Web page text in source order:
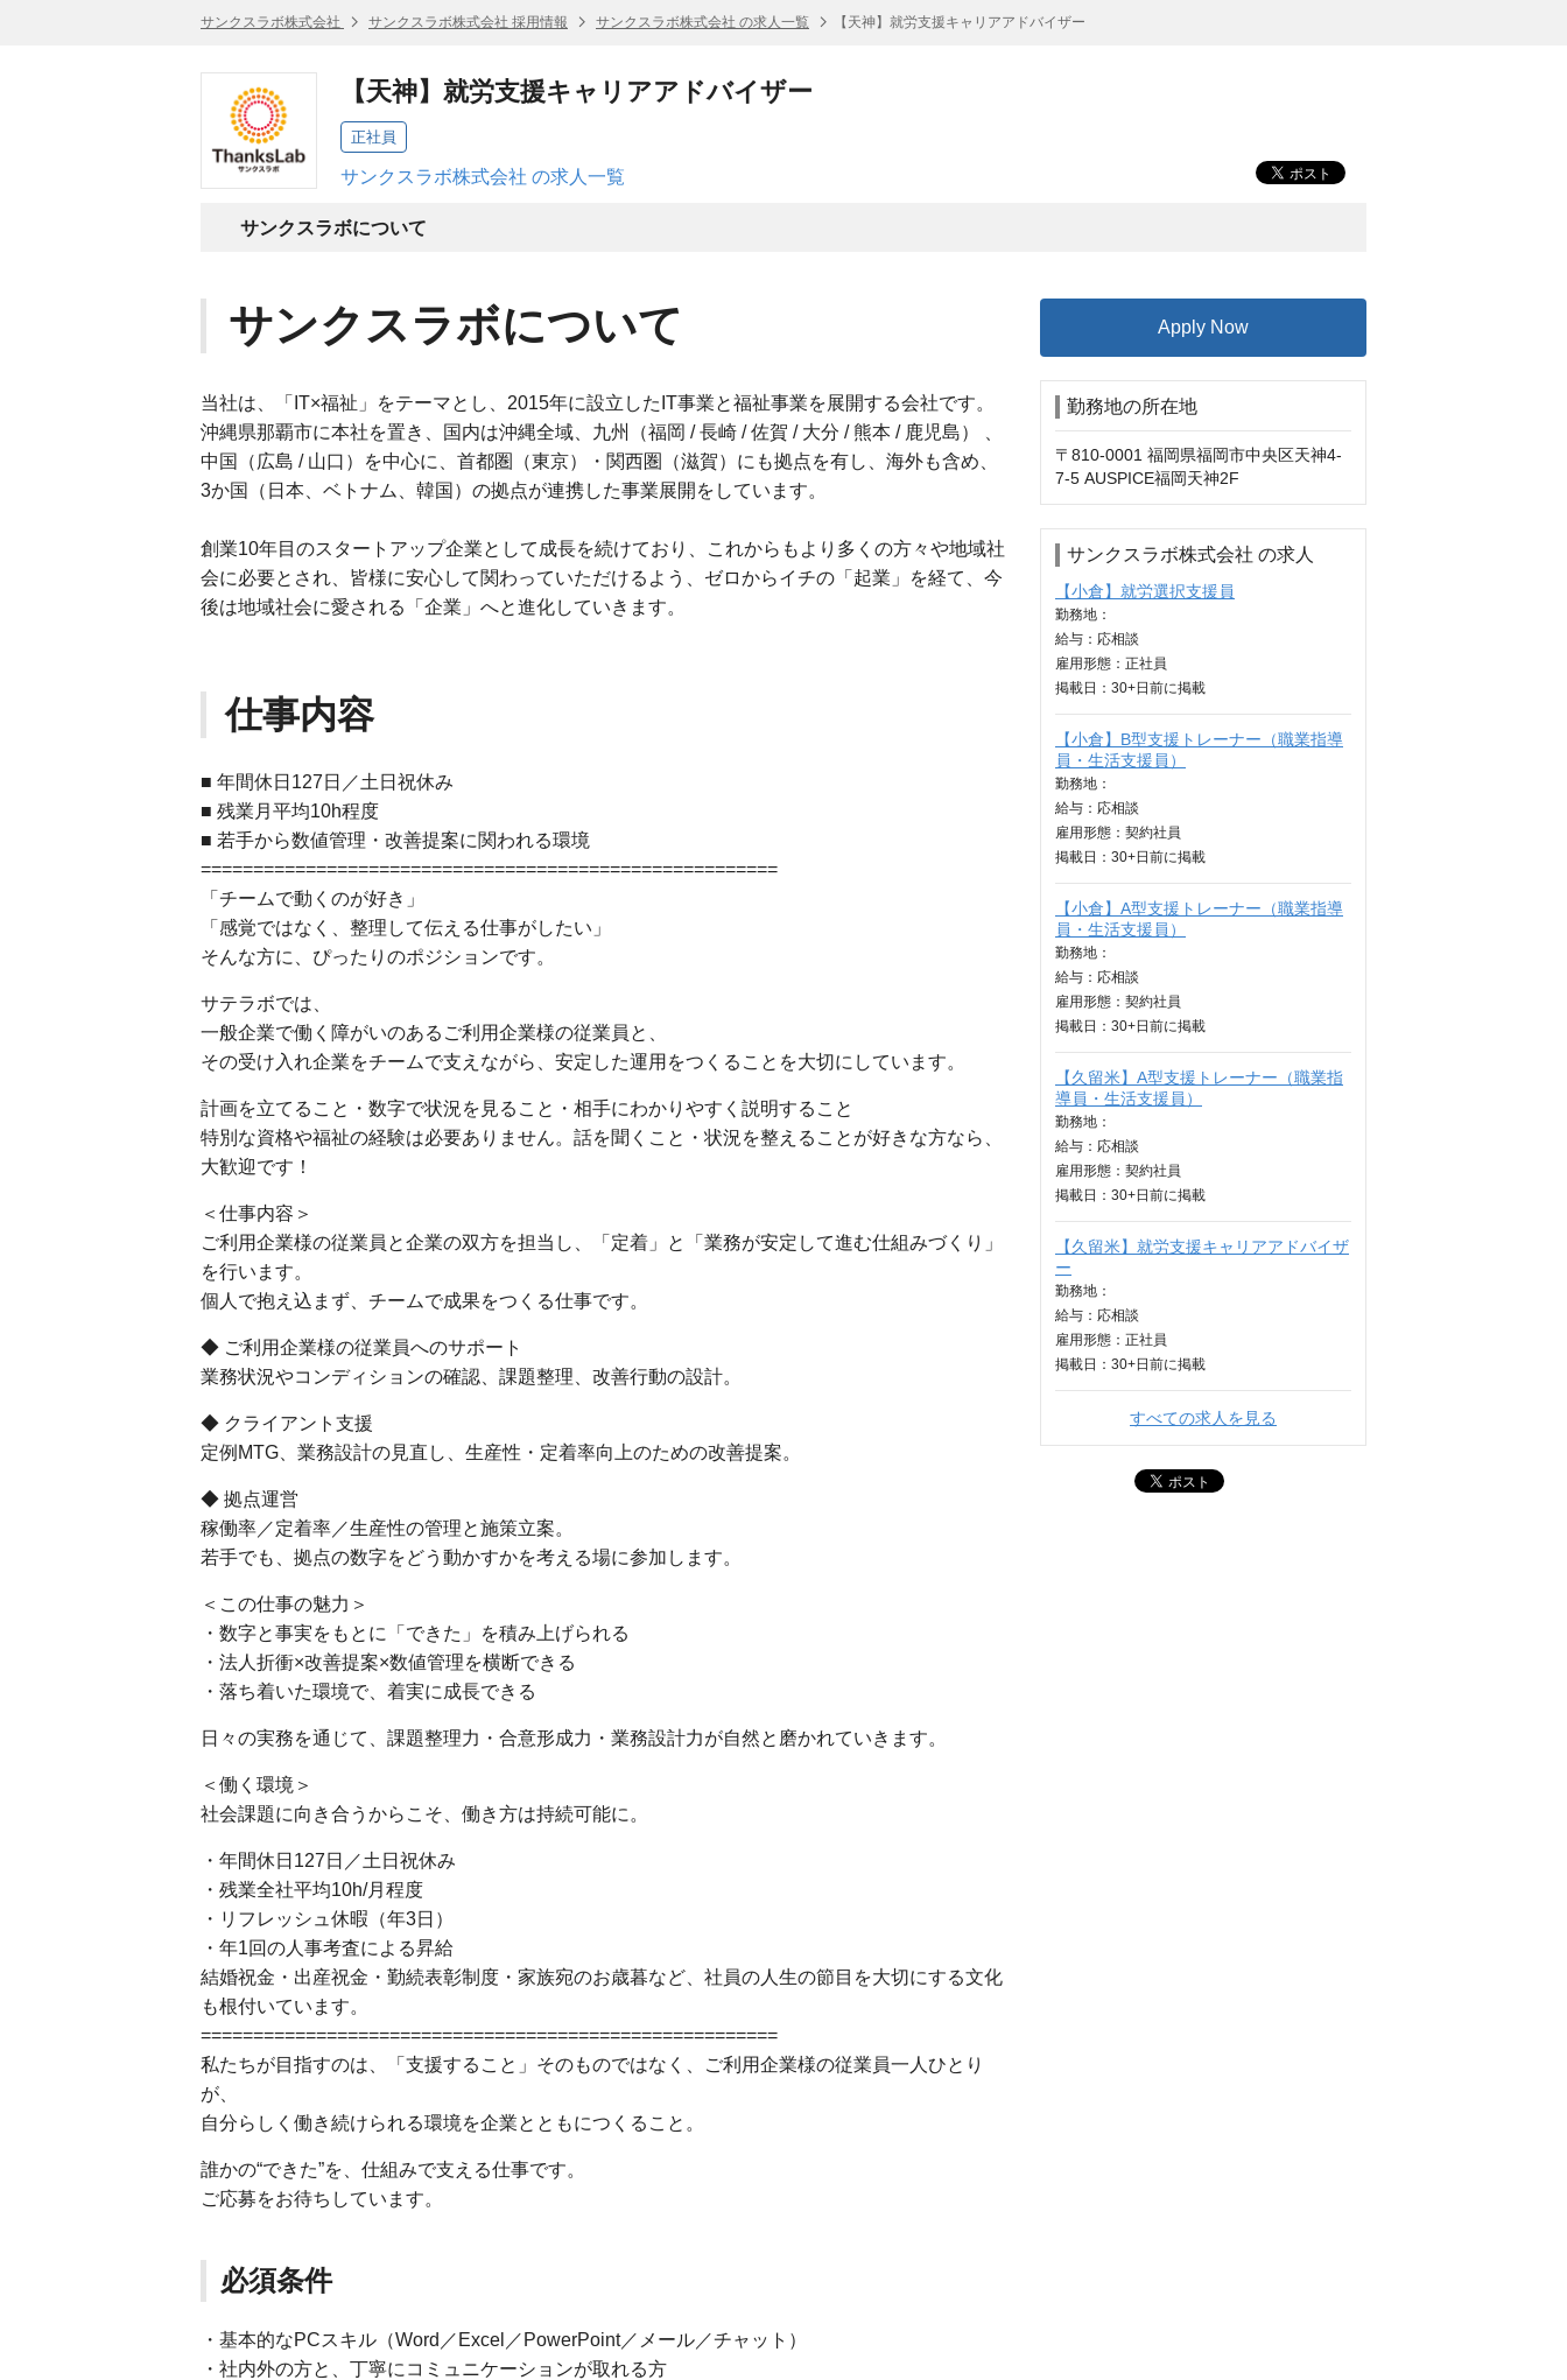
サンクスラボ株式会社 サンクスラボ株式会社 採用情報 サンクスラボ株式会社 の求人一覧 【天神】就労支援キャリアアドバイザー
【天神】就労支援キャリアアドバイザー
正社員
サンクスラボ株式会社 の求人一覧
サンクスラボについて
サンクスラボについて
当社は、「IT×福祉」をテーマとし、2015年に設立したIT事業と福祉事業を展開する会社です。
沖縄県那覇市に本社を置き、国内は沖縄全域、九州（福岡 / 長崎 / 佐賀 / 大分 / 熊本 / 鹿児島） 、
中国（広島 / 山口）を中心に、首都圏（東京）・関西圏（滋賀）にも拠点を有し、海外も含め、
3か国（日本、ベトナム、韓国）の拠点が連携した事業展開をしています。
創業10年目のスタートアップ企業として成長を続けており、これからもより多くの方々や地域社
会に必要とされ、皆様に安心して関わっていただけるよう、ゼロからイチの「起業」を経て、今
後は地域社会に愛される「企業」へと進化していきます。
仕事内容
■ 年間休日127日／土日祝休み
■ 残業月平均10h程度
■ 若手から数値管理・改善提案に関われる環境
=======================================================
「チームで動くのが好き」
「感覚ではなく、整理して伝える仕事がしたい」
そんな方に、ぴったりのポジションです。
サテラボでは、
一般企業で働く障がいのあるご利用企業様の従業員と、
その受け入れ企業をチームで支えながら、安定した運用をつくることを大切にしています。
計画を立てること・数字で状況を見ること・相手にわかりやすく説明すること
特別な資格や福祉の経験は必要ありません。話を聞くこと・状況を整えることが好きな方なら、
大歓迎です！
＜仕事内容＞
ご利用企業様の従業員と企業の双方を担当し、「定着」と「業務が安定して進む仕組みづくり」
を行います。
個人で抱え込まず、チームで成果をつくる仕事です。
◆ ご利用企業様の従業員へのサポート
業務状況やコンディションの確認、課題整理、改善行動の設計。
◆ クライアント支援
定例MTG、業務設計の見直し、生産性・定着率向上のための改善提案。
◆ 拠点運営
稼働率／定着率／生産性の管理と施策立案。
若手でも、拠点の数字をどう動かすかを考える場に参加します。
＜この仕事の魅力＞
・数字と事実をもとに「できた」を積み上げられる
・法人折衝×改善提案×数値管理を横断できる
・落ち着いた環境で、着実に成長できる
日々の実務を通じて、課題整理力・合意形成力・業務設計力が自然と磨かれていきます。
＜働く環境＞
社会課題に向き合うからこそ、働き方は持続可能に。
・年間休日127日／土日祝休み
・残業全社平均10h/月程度
・リフレッシュ休暇（年3日）
・年1回の人事考査による昇給
結婚祝金・出産祝金・勤続表彰制度・家族宛のお歳暮など、社員の人生の節目を大切にする文化
も根付いています。
=======================================================
私たちが目指すのは、「支援すること」そのものではなく、ご利用企業様の従業員一人ひとり
が、
自分らしく働き続けられる環境を企業とともにつくること。
誰かの“できた”を、仕組みで支える仕事です。
ご応募をお待ちしています。
必須条件
・基本的なPCスキル（Word／Excel／PowerPoint／メール／チャット）
・社内外の方と、丁寧にコミュニケーションが取れる方
Apply Now
勤務地の所在地
〒810-0001 福岡県福岡市中央区天神4-
7-5 AUSPICE福岡天神2F
サンクスラボ株式会社 の求人
【小倉】就労選択支援員
勤務地：
給与： 応相談
雇用形態：正社員
掲載日： 30+日 前に掲載
【小倉】B型支援トレーナー（職業指導
員・生活支援員）
勤務地：
給与： 応相談
雇用形態：契約社員
掲載日： 30+日 前に掲載
【小倉】A型支援トレーナー（職業指導
員・生活支援員）
勤務地：
給与： 応相談
雇用形態：契約社員
掲載日： 30+日 前に掲載
【久留米】A型支援トレーナー（職業指
導員・生活支援員）
勤務地：
給与： 応相談
雇用形態：契約社員
掲載日： 30+日 前に掲載
【久留米】就労支援キャリアアドバイザ
ー
勤務地：
給与： 応相談
雇用形態：正社員
掲載日： 30+日 前に掲載
すべての求人を見る